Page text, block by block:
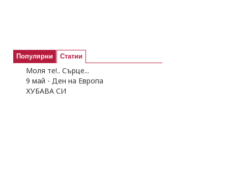
Популярни Статии
Моля те!.. Сърце...
9 май - Ден на Европа
ХУБАВА СИ